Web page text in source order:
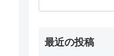
最近の投稿